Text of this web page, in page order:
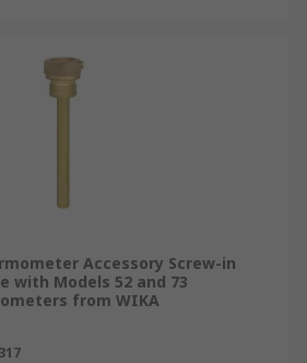
Accessory Screw-in
with Models 52 and 73
from WIKA